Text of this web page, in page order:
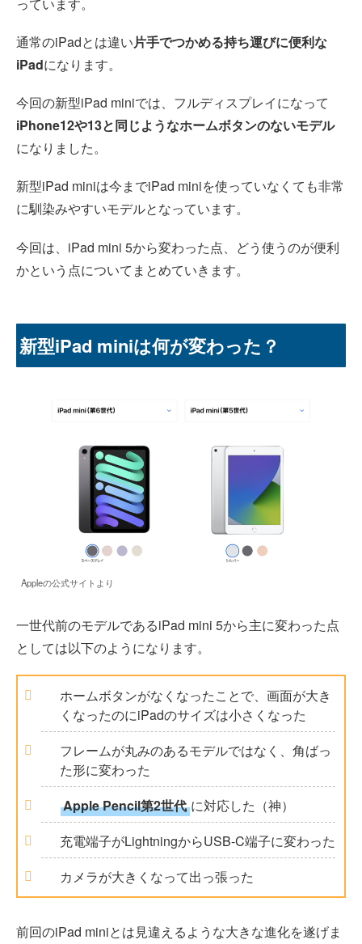
通常のiPadとは違い片手でつかめる持ち運びに便利な
iPadになります。
今回の新型iPad miniでは、フルディスプレイになって
iPhone12や13と同じようなホームボタンのないモデル
になりました。
新型iPad miniは今までiPad miniを使っていなくても非常
に馴染みやすいモデルとなっています。
今回は、iPad mini 5から変わった点、どう使うのが便利
かという点についてまとめていきます。
新型iPad miniは何が変わった？
Appleの公式サイトより
一世代前のモデルであるiPad mini 5から主に変わった点
としては以下のようになります。
ホームボタンがなくなったことで、画面が大き
くなったのにiPadのサイズは小さくなった
フレームが丸みのあるモデルではなく、角ばっ
た形に変わった
Apple Pencil第2世代 に対応した（神）
充電端子がLightningからUSB-C端子に変わった
カメラが大きくなって出っ張った
前回のiPad miniとは見違えるような大きな進化を遂げま